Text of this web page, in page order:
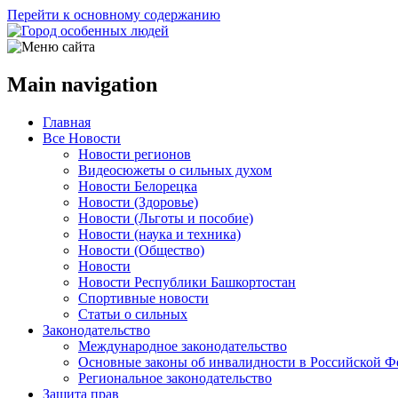
Перейти к основному содержанию
Main navigation
Главная
Все Новости
Новости регионов
Видеосюжеты о сильных духом
Новости Белорецка
Новости (Здоровье)
Новости (Льготы и пособие)
Новости (наука и техника)
Новости (Общество)
Новости
Новости Республики Башкортостан
Спортивные новости
Статьи о сильных
Законодательство
Международное законодательство
Основные законы об инвалидности в Российской
Региональное законодательство
Защита прав